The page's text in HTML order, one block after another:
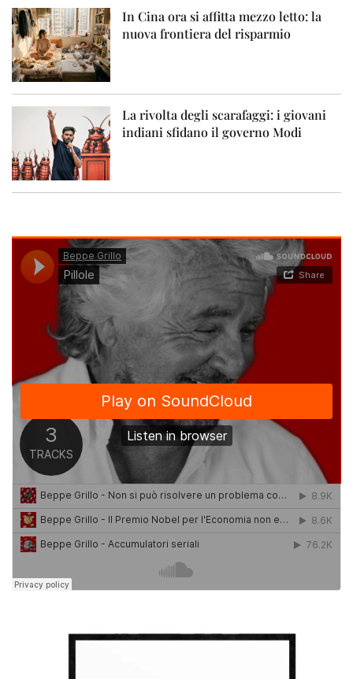
In Cina ora si affitta mezzo letto: la
nuova frontiera del risparmio
La rivolta degli scarafaggi: i giovani
indiani sfidano il governo Modi